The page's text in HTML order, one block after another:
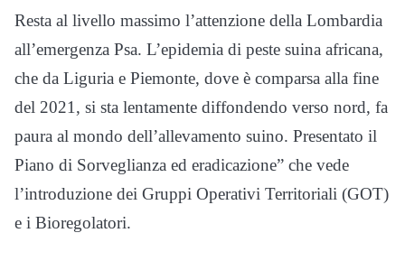
Resta al livello massimo l’attenzione della Lombardia
all’emergenza Psa. L’epidemia di peste suina africana,
che da Liguria e Piemonte, dove è comparsa alla fine
del 2021, si sta lentamente diffondendo verso nord, fa
paura al mondo dell’allevamento suino. Presentato il
Piano di Sorveglianza ed eradicazione” che vede
l’introduzione dei Gruppi Operativi Territoriali (GOT)
e i Bioregolatori.